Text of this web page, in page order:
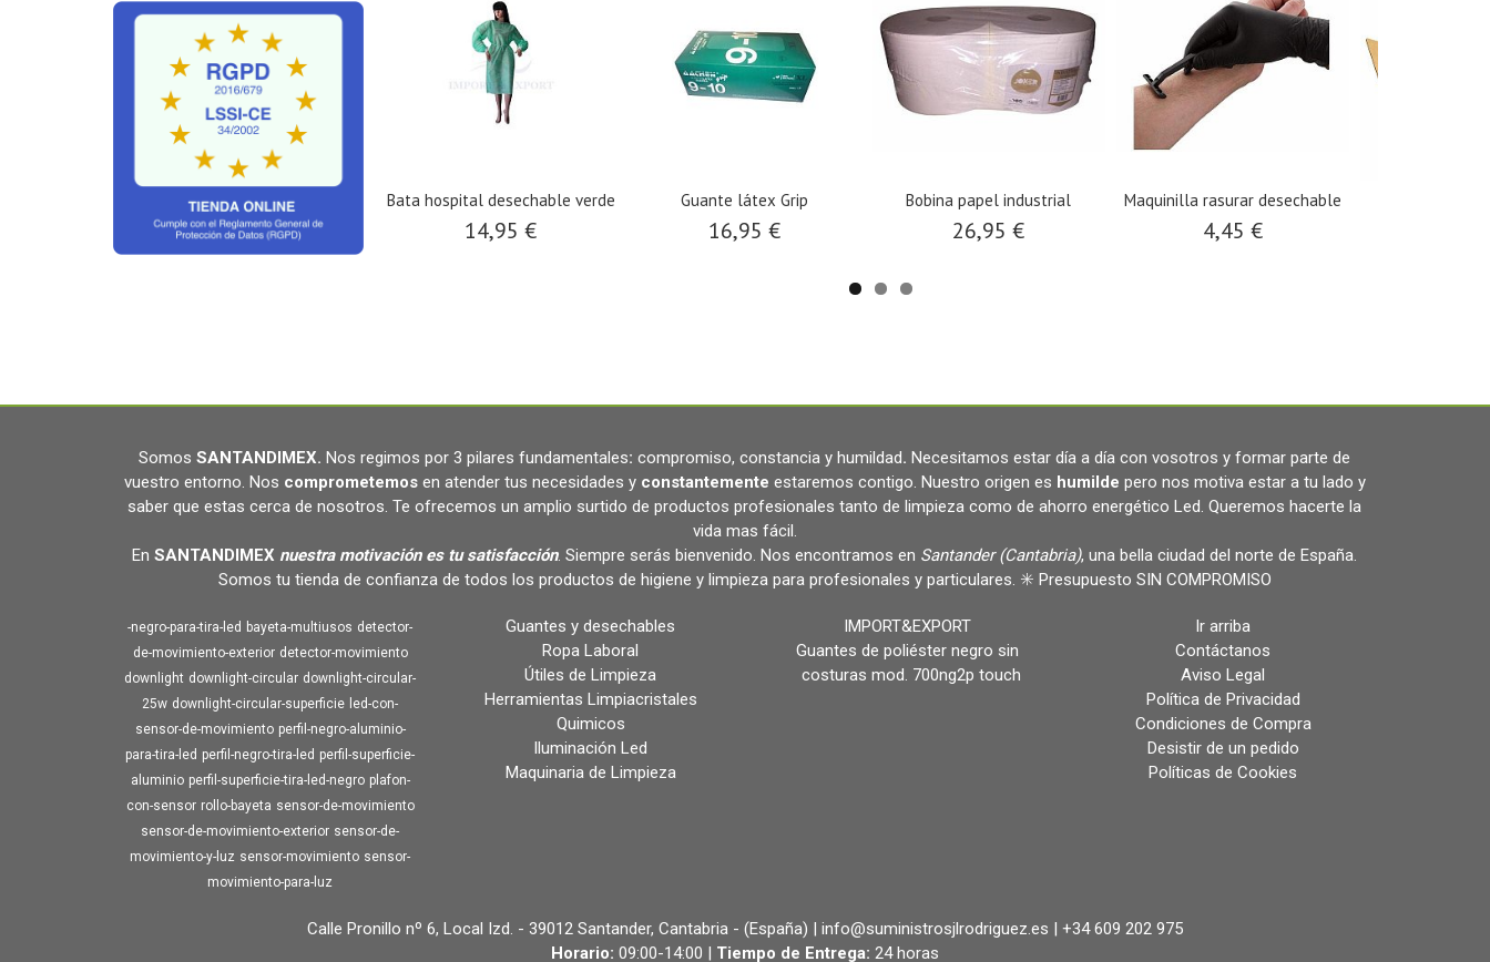
Bata hospital desechable verde
14,95 €
Guante látex Grip
16,95 €
Bobina papel industrial
26,95 €
Maquinilla rasurar desechable
4,45 €
Somos SANTANDIMEX.Nos regimos por 3 pilares fundamentales:compromiso, constancia y humildad.Necesitamos estar día a día con vosotros y formar parte de
vuestro entorno. Nos comprometemos en atender tus necesidades y constantemente estaremos contigo. Nuestro origen es humilde pero nos motiva estar a tu lado y
saber que estas cerca de nosotros. Te ofrecemos un amplio surtido de productos profesionales tanto de limpieza como de ahorro energético Led. Queremos hacerte la
vida mas fácil.
EnSANTANDIMEX nuestra motivación es tu satisfacción. Siempre serás bienvenido. Nos encontramos en Santander (Cantabria), una bella ciudad del norte de España.
Somos tu tienda de confianza de todos los productos de higiene y limpieza para profesionales y particulares. ✳️ Presupuesto SIN COMPROMISO
-negro-para-tira-led bayeta-multiusos detector-
de-movimiento-exterior detector-movimiento
downlight downlight-circular downlight-circular-
25w downlight-circular-superficie led-con-
sensor-de-movimiento perfil-negro-aluminio-
para-tira-led perfil-negro-tira-led perfil-superficie-
aluminio perfil-superficie-tira-led-negro plafon-
con-sensor rollo-bayeta sensor-de-movimiento
sensor-de-movimiento-exterior sensor-de-
movimiento-y-luz sensor-movimiento sensor-
movimiento-para-luz
Guantes y desechables
Ropa Laboral
Útiles de Limpieza
Herramientas Limpiacristales
Quimicos
Iluminación Led
Maquinaria de Limpieza
IMPORT&EXPORT
Guantes de poliéster negro sin
costuras mod. 700ng2p touch
Ir arriba
Contáctanos
Aviso Legal
Política de Privacidad
Condiciones de Compra
Desistir de un pedido
Políticas de Cookies
Calle Pronillo nº 6, Local Izd. - 39012 Santander, Cantabria - (España) | info@suministrosjlrodriguez.es | +34 609 202 975
Horario: 09:00-14:00 | Tiempo de Entrega: 24 horas